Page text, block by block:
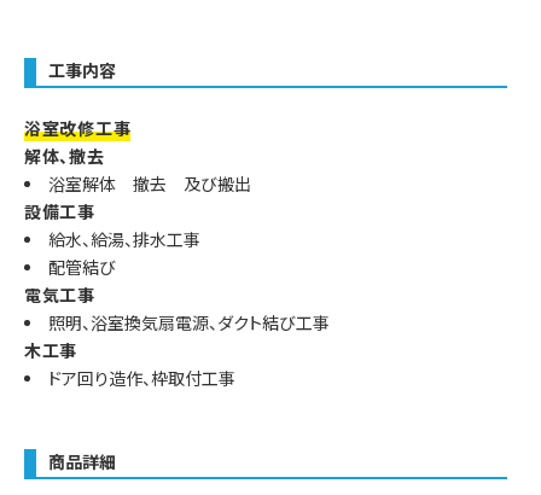
工事内容
浴室改修工事
解体、撤去
浴室解体 撤去 及び搬出
設備工事
給水、給湯、排水工事
配管結び
電気工事
照明、浴室換気扇電源、ダクト結び工事
木工事
ドア回り造作、枠取付工事
商品詳細